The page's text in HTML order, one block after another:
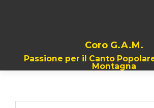
Coro G.A.M.
Passione per il Canto
Montagna